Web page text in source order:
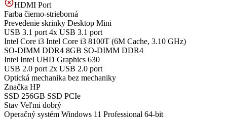
HDMI Port
Farba čierno-strieborná
Prevedenie skrinky Desktop Mini
USB 3.1 port 4x USB 3.1 port
Intel Core i3 Intel Core i3 8100T (6M Cache, 3.10 GHz)
SO-DIMM DDR4 8GB SO-DIMM DDR4
Intel Intel UHD Graphics 630
USB 2.0 port 2x USB 2.0 port
Optická mechanika bez mechaniky
Značka HP
SSD 256GB SSD PCIe
Stav Veľmi dobrý
Operačný systém Windows 11 Professional 64-bit